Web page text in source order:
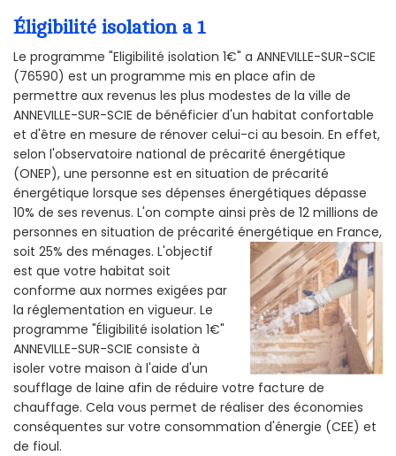
Éligibilité isolation a 1
Le programme "Eligibilité isolation 1€" a ANNEVILLE-SUR-SCIE
(76590) est un programme mis en place afin de
permettre aux revenus les plus modestes de la ville de
ANNEVILLE-SUR-SCIE de bénéficier d'un habitat confortable
et d'être en mesure de rénover celui-ci au besoin. En effet,
selon l'observatoire national de précarité énergétique
(ONEP), une personne est en situation de précarité
énergétique lorsque ses dépenses énergétiques dépasse
10% de ses revenus. L'on compte ainsi près de 12 millions de
personnes en situation de précarité énergétique en France,
soit 25% des ménages. L'objectif
est que votre habitat soit
conforme aux normes exigées par
la réglementation en vigueur. Le
programme "Éligibilité isolation 1€"
ANNEVILLE-SUR-SCIE consiste à
isoler votre maison à l'aide d'un
soufflage de laine afin de réduire votre facture de
chauffage. Cela vous permet de réaliser des économies
conséquentes sur votre consommation d'énergie (CEE) et
de fioul.